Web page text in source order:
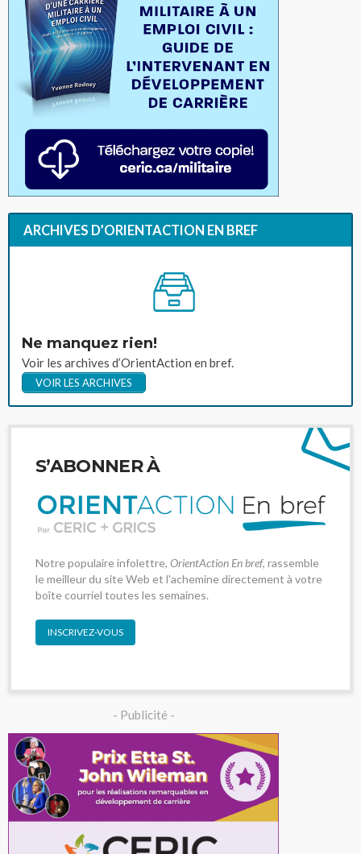
ARCHIVES D’ORIENTACTION EN BREF
Ne manquez rien!
Voir les archives d’OrientAction en bref.
VOIR LES ARCHIVES
S’ABONNER À
Notre populaire infolettre, OrientAction En bref, rassemble
le meilleur du site Web et l'achemine directement à votre
boîte courriel toutes les semaines.
INSCRIVEZ-VOUS
- Publicité -